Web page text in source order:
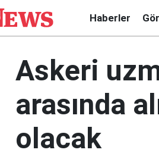
Haberler
Askeri
arasında
olacak